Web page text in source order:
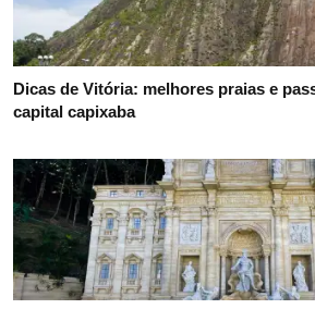
Dicas de Vitória: melhores praias e
capital capixaba